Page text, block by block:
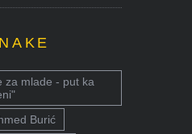
za mlade - put ka
Burić